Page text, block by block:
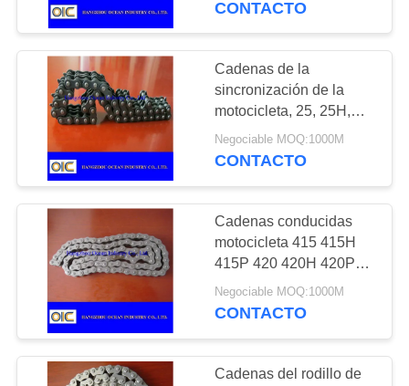
SITIO
PRIVACY
POLICY
Piezas del
transportador
Engranajes y
piñones
140
CONTACTO
Cadenas de la
sincronización de la
motocicleta, 25, 25H,
25SH
Negociable MOQ:1000M
CONTACTO
Cadenas conducidas
motocicleta 415 415H
415P 420 420H 420P
428 428H 428P 520
520H 520P 530 530H
Negociable MOQ:1000M
CONTACTO
Cadenas del rodillo de